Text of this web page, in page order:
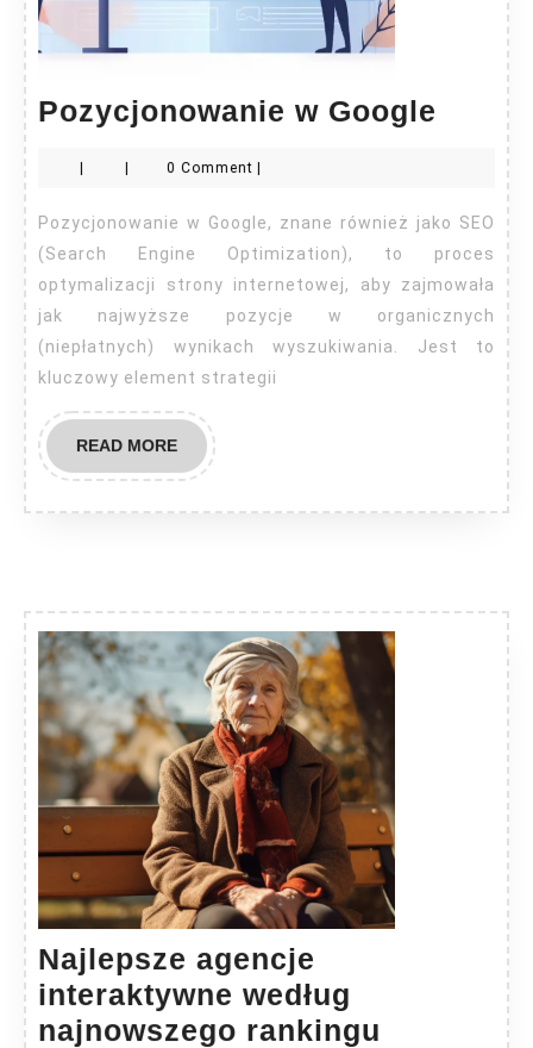
Pozycjonowanie w Google
0 Comment
Pozycjonowanie w Google, znane również jako SEO
(Search Engine Optimization), to proces
optymalizacji strony internetowej, aby zajmowała
jak najwyższe pozycje w organicznych
(niepłatnych) wynikach wyszukiwania. Jest to
kluczowy element strategii
READ MOREREAD
MORE
Najlepsze agencje
interaktywne według
najnowszego rankingu Najlepsze